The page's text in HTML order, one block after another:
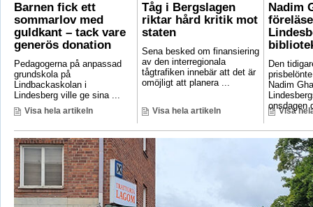
Barnen fick ett
sommarlov med
guldkant – tack vare
generös donation
Pedagogerna på anpassad
grundskola på
Lindbackaskolan i
Lindesberg ville ge sina ...
Visa hela artikeln
Tåg i Bergslagen
riktar hård kritik mot
staten
Sena besked om finansiering
av den interregionala
tågtrafiken innebär att det är
omöjligt att planera ...
Visa hela artikeln
Nadim
Den
Nadim
onsdagen
Visa